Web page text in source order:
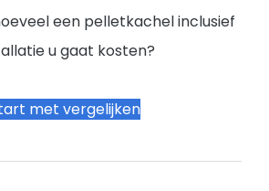
een pelletkachel inclusief
u gaat kosten?
met vergelijken